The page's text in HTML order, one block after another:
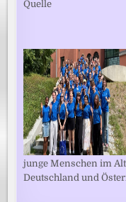
Quelle
junge Menschen im
Deutschland und